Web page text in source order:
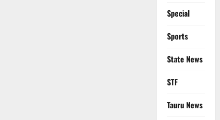
Special
Sports
State News
STF
Tauru News